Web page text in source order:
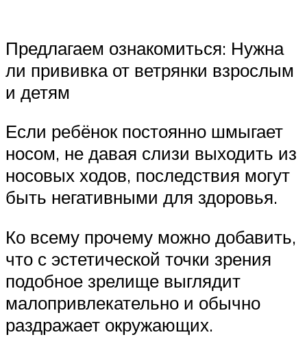
Предлагаем ознакомиться: Нужна
ли прививка от ветрянки взрослым
и детям
Если ребёнок постоянно шмыгает
носом, не давая слизи выходить из
носовых ходов, последствия могут
быть негативными для здоровья.
Ко всему прочему можно добавить,
что с эстетической точки зрения
подобное зрелище выглядит
малопривлекательно и обычно
раздражает окружающих.